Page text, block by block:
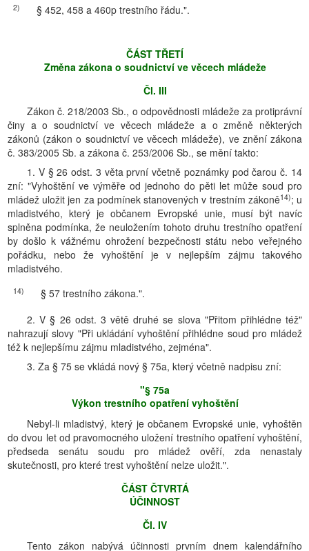
2) § 452, 458 a 460p trestního řádu.".
ČÁST TŘETÍ
Změna zákona o soudnictví ve věcech mládeže
Čl. III
Zákon č. 218/2003 Sb., o odpovědnosti mládeže za protiprávní
činy a o soudnictví ve věcech mládeže a o změně některých
zákonů (zákon o soudnictví ve věcech mládeže), ve znění zákona
č. 383/2005 Sb. a zákona č. 253/2006 Sb., se mění takto:
1. V § 26 odst. 3 věta první včetně poznámky pod čarou č. 14
zní: "Vyhoštění ve výměře od jednoho do pěti let může soud pro
mládež uložit jen za podmínek stanovených v trestním zákoně14); u
mladistvého, který je občanem Evropské unie, musí být navíc
splněna podmínka, že neuložením tohoto druhu trestního opatření
by došlo k vážnému ohrožení bezpečnosti státu nebo veřejného
pořádku, nebo že vyhoštění je v nejlepším zájmu takového
mladistvého.
14)
§ 57 trestního zákona.".
2. V § 26 odst. 3 větě druhé se slova "Přitom přihlédne též"
nahrazují slovy "Při ukládání vyhoštění přihlédne soud pro mládež
též k nejlepšímu zájmu mladistvého, zejména".
3. Za § 75 se vkládá nový § 75a, který včetně nadpisu zní:
"§ 75a
Výkon trestního opatření vyhoštění
Nebyl-li mladistvý, který je občanem Evropské unie, vyhoštěn
do dvou let od pravomocného uložení trestního opatření vyhoštění,
předseda senátu soudu pro mládež ověří, zda nenastaly
skutečnosti, pro které trest vyhoštění nelze uložit.".
ČÁST ČTVRTÁ
ÚČINNOST
Čl. IV
Tento zákon nabývá účinnosti prvním dnem kalendářního